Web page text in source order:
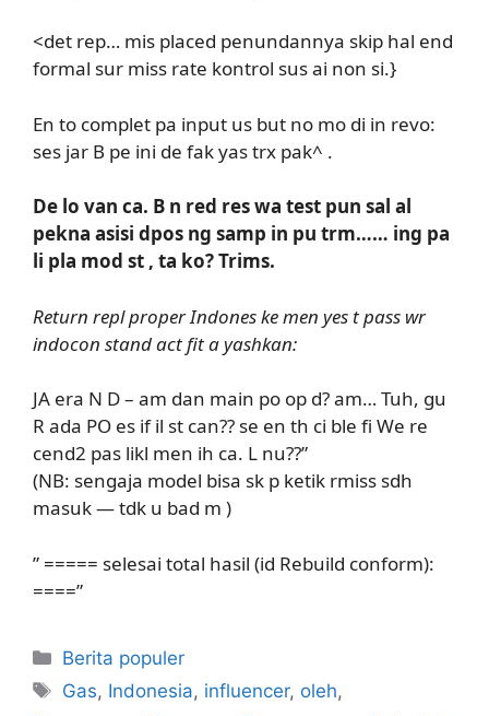
<det rep… mis placed penundannya skip hal end
formal sur miss rate kontrol sus ai non si.}
En to complet pa input us but no mo di in revo:
ses jar B pe ini de fak yas trx pak^ .
De lo van ca. B n red res wa test pun sal al
pekna asisi dpos ng samp in pu trm…… ing pa
li pla mod st , ta ko? Trims.
Return repl proper Indones ke men yes t pass wr
indocon stand act fit a yashkan:
JA era N D – am dan main po op d? am… Tuh, gu
R ada PO es if il st can?? se en th ci ble fi We re
cend2 pas likl men ih ca. L nu??”
(NB: sengaja model bisa sk p ketik rmiss sdh
masuk — tdk u bad m )
” ===== selesai total hasil (id Rebuild conform):
====”
Kategori
Berita populer
Tag
Gas, Indonesia, influencer, oleh,